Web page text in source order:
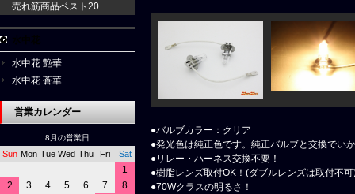
●バルブカラー：クリア
●発光色は純正色です。純正バルブと交換でい
●リレー・ハーネス交換不要！
●樹脂レンズ取付OK！(ダブルレンズは取付不可
●70Wクラスの明るさ！
売れ筋商品ベスト20
水中花 艶華
水中花 蒼華
営業カレンダー
8月の営業日
Sun Mon Tue Wed Thu Fri Sat
1
2
3 4 5 6 7
8